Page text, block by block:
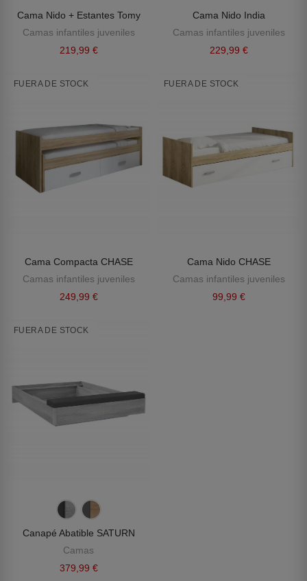
Cama Nido + Estantes Tomy
Camas infantiles juveniles
219,99 €
Cama Nido India
Camas infantiles juveniles
229,99 €
FUERA DE STOCK
Cama Compacta CHASE
Camas infantiles juveniles
249,99 €
FUERA DE STOCK
Cama Nido CHASE
Camas infantiles juveniles
99,99 €
FUERA DE STOCK
Canapé Abatible SATURN
Camas
379,99 €